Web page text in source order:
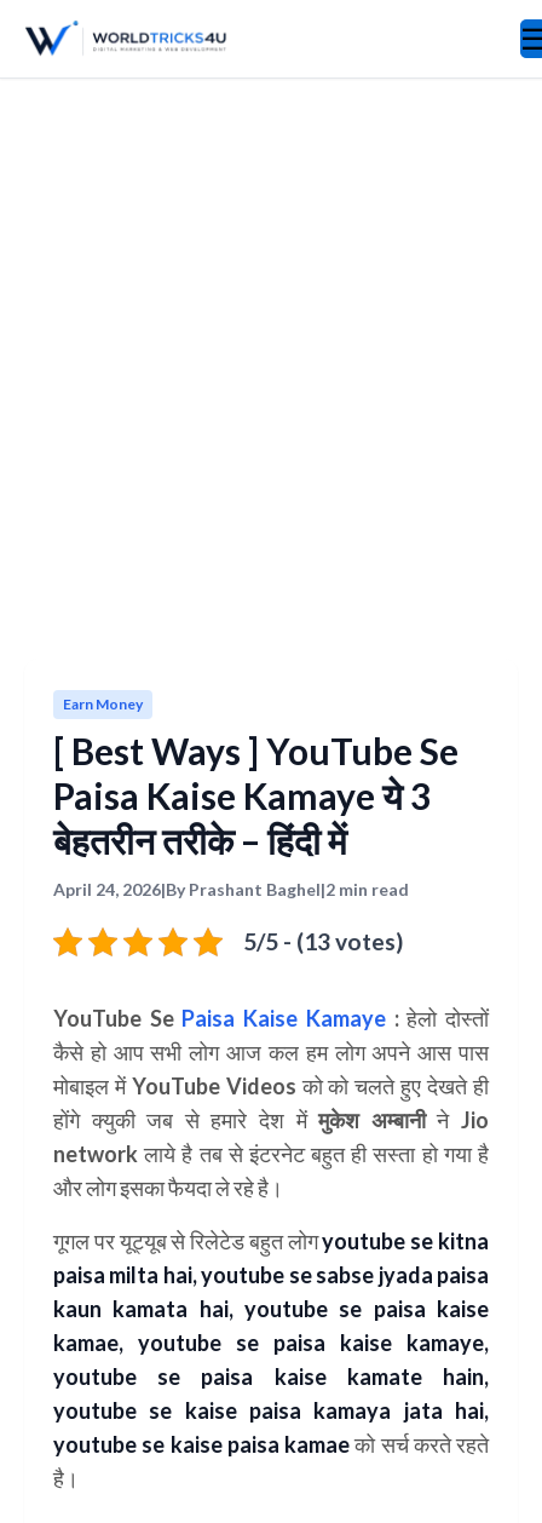
Earn Money
[ Best Ways ] YouTube Se
Paisa Kaise Kamaye ये 3
बेहतरीन तरीके – हिंदी में
April 24, 2026|By Prashant Baghel|2 min read
5/5 - (13 votes)
YouTube Se Paisa Kaise Kamaye: हेलो दोस्तों
कैसे हो आप सभी लोग आज कल हम लोग अपने आस पास
मोबाइल मेंYouTube Videos को को चलते हुए देखते ही
होंगे क्युकी जब से हमारे देश मेंमुकेश अम्बानीनेJio
network लाये है तब से इंटरनेट बहुत ही सस्ता हो गया है
और लोग इसका फैयदा ले रहे है।
गूगल पर यूट्यूब से रिलेटेड बहुत लोगyoutube se kitna
paisa milta hai, youtube se sabse jyada paisa
kaun kamata hai, youtube se paisa kaise
kamae, youtube se paisa kaise kamaye,
youtube se paisa kaise kamate hain,
youtube se kaise paisa kamaya jata hai,
youtube se kaise paisa kamaeको सर्च करते रहते
है।